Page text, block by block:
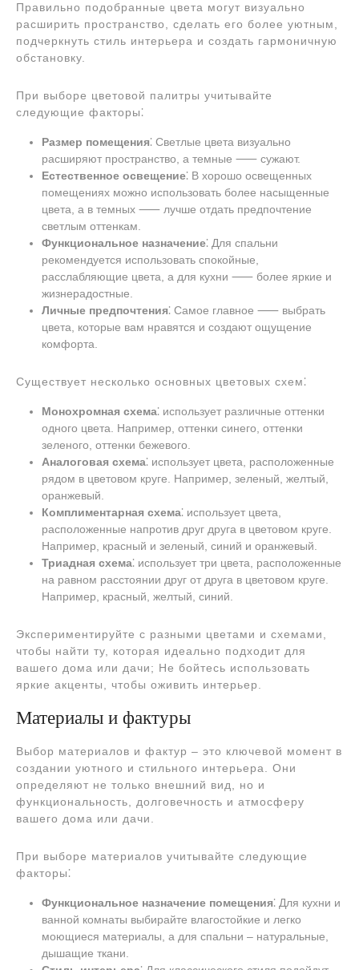
Правильно подобранные цвета могут визуально
расширить пространство, сделать его более уютным,
подчеркнуть стиль интерьера и создать гармоничную
обстановку.
При выборе цветовой палитры учитывайте
следующие факторы⁚
Размер помещения⁚ Светлые цвета визуально
расширяют пространство, а темные ⸺ сужают.
Естественное освещение⁚ В хорошо освещенных
помещениях можно использовать более насыщенные
цвета, а в темных ⸺ лучше отдать предпочтение
светлым оттенкам.
Функциональное назначение⁚ Для спальни
рекомендуется использовать спокойные,
расслабляющие цвета, а для кухни ⸺ более яркие и
жизнерадостные.
Личные предпочтения⁚ Самое главное ⸺ выбрать
цвета, которые вам нравятся и создают ощущение
комфорта.
Существует несколько основных цветовых схем⁚
Монохромная схема⁚ использует различные оттенки
одного цвета. Например, оттенки синего, оттенки
зеленого, оттенки бежевого.
Аналоговая схема⁚ использует цвета, расположенные
рядом в цветовом круге. Например, зеленый, желтый,
оранжевый.
Комплиментарная схема⁚ использует цвета,
расположенные напротив друг друга в цветовом круге.
Например, красный и зеленый, синий и оранжевый.
Триадная схема⁚ использует три цвета, расположенные
на равном расстоянии друг от друга в цветовом круге.
Например, красный, желтый, синий.
Экспериментируйте с разными цветами и схемами,
чтобы найти ту, которая идеально подходит для
вашего дома или дачи; Не бойтесь использовать
яркие акценты, чтобы оживить интерьер.
Материалы и фактуры
Выбор материалов и фактур – это ключевой момент в
создании уютного и стильного интерьера. Они
определяют не только внешний вид, но и
функциональность, долговечность и атмосферу
вашего дома или дачи.
При выборе материалов учитывайте следующие
факторы⁚
Функциональное назначение помещения⁚ Для кухни и
ванной комнаты выбирайте влагостойкие и легко
моющиеся материалы, а для спальни – натуральные,
дышащие ткани.